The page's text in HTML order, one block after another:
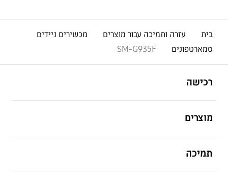
בית עזרה ותמיכה עבור מוצרים
מכשירים ניידים
סמארטפונים
SM-G935F
רכישה
מוצרים
תמיכה